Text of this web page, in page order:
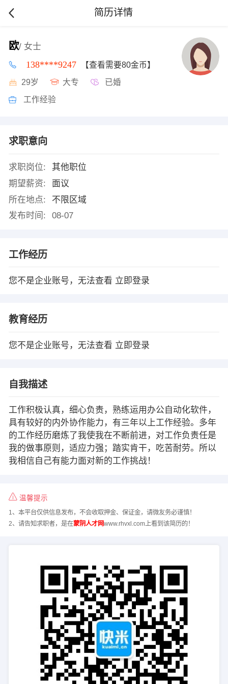
简历详情
欧/ 女士
138****9247 【查看需要80金币】
29岁 大专 已婚
工作经验
求职意向
求职岗位:
其他职位
期望薪资:
面议
所在地点:
不限区域
发布时间:
08-07
工作经历
您不是企业账号，无法查看 立即登录
教育经历
您不是企业账号，无法查看 立即登录
自我描述
工作积极认真，细心负责，熟练运用办公自动化软件，
具有较好的内外协作能力，有三年以上工作经验。多年
的工作经历磨炼了我使我在不断前进，对工作负责任是
我的做事原则，适应力强；踏实肯干，吃苦耐劳。所以
我相信自己有能力面对新的工作挑战！
温馨提示
1、本平台仅供信息发布，不会收取押金、保证金，请微友务必谨慎！
2、请告知求职者，是在蒙阴人才网www.rhvxl.com上看到该简历的！